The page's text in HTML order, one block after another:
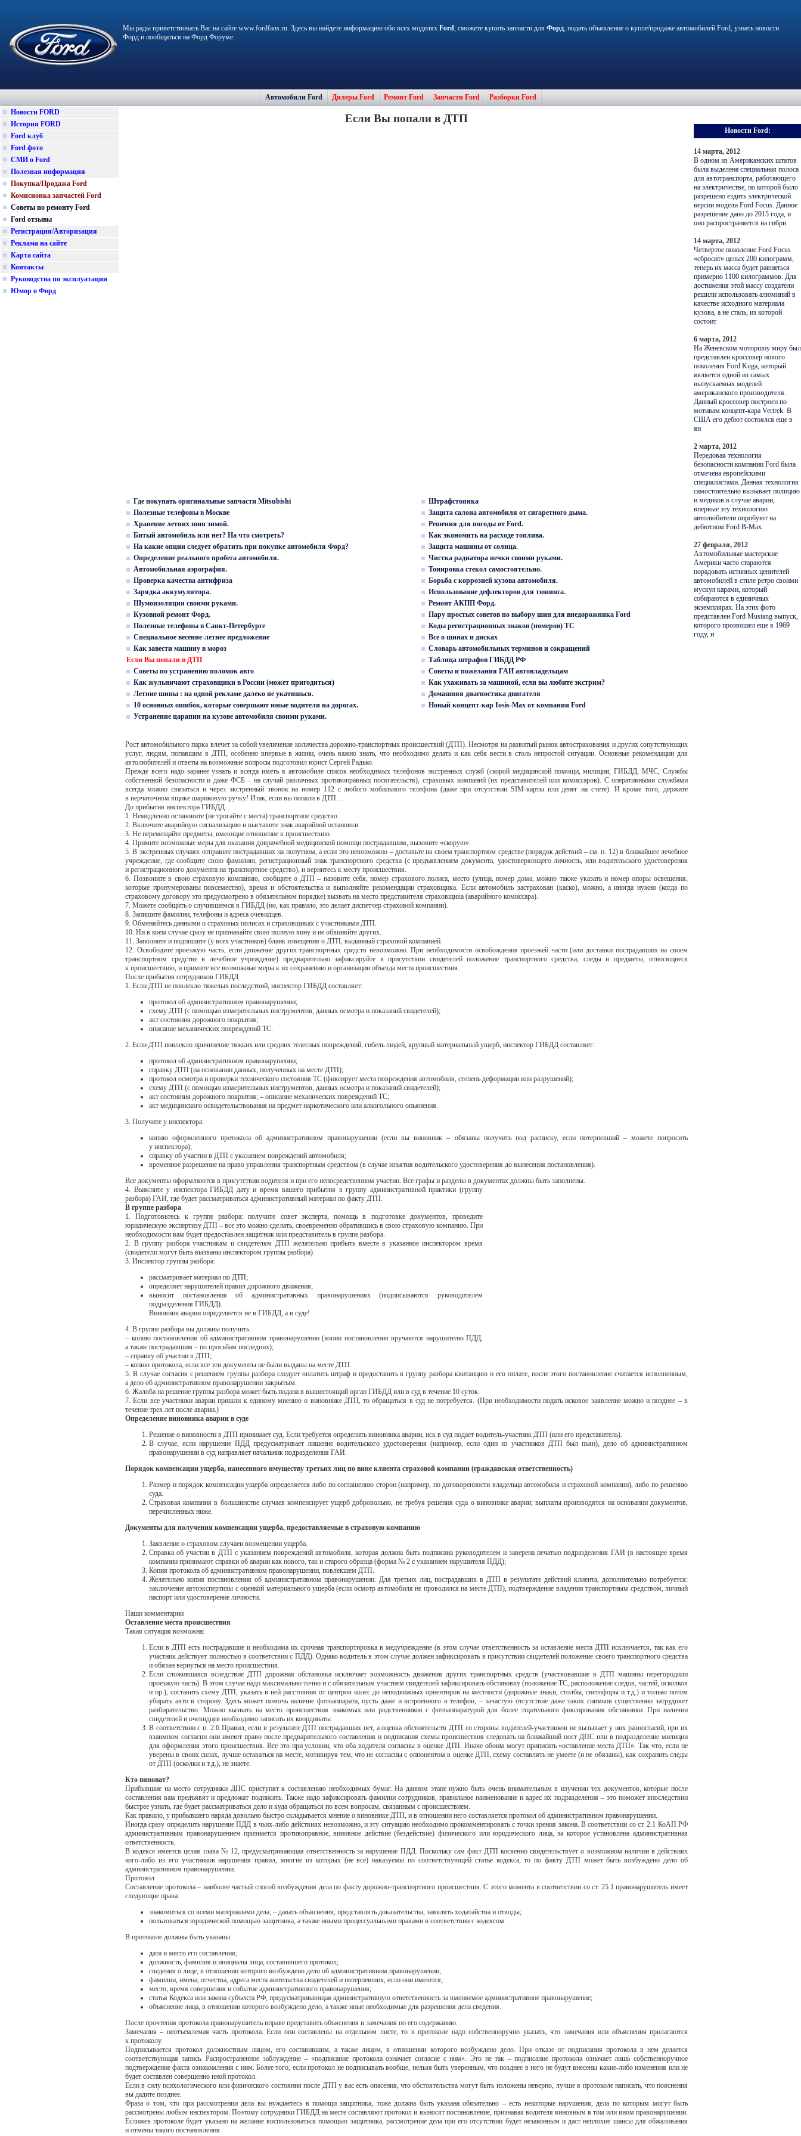
Мы рады приветствовать Вас на сайте www.fordfans.ru. Здесь вы найдете информацию обо всех моделях Ford, сможете купить запчасти для Форд, подать объявление о купле/продаже автомобилей Ford, узнать новости
Форд и пообщаться на Форд Форуме.
Автомобили Ford Дилеры Ford Ремонт Ford Запчасти Ford
Разборки Ford
Новости FORD
История FORD
Ford клуб
Ford фото
СМИ о Ford
Полезная информация
Покупка/Продажа Ford
Комисионка запчастей Ford
Советы по ремонту Ford
Ford отзывы
Регистрация/Авторизация
Реклама на сайте
Карта сайта
Контакты
Руководства по эксплуатации
Юмор о Форд
Если Вы попали в ДТП
Где покупать оригинальные запчасти Mitsubishi
Штрафстоянка
Полезные телефоны в Москве
Защита салона автомобиля от сигаретного дыма.
Хранение летних шин зимой.
Решения для погоды от Ford.
Битый автомобиль или нет? На что смотреть?
Как экономить на расходе топлива.
На какие опции следует обратить при покупке автомобиля Форд?
Защита машины от солнца.
Определение реального пробега автомобиля.
Чистка радиатора печки своими руками.
Автомобильная аэрография.
Тонировка стекол самостоятельно.
Проверка качества антифриза
Борьба с коррозией кузова автомобиля.
Зарядка аккумулятора.
Использование дефлекторов для тюнинга.
Шумоизоляция своими руками.
Ремонт АКПП Форд.
Кузовной ремонт Форд.
Пару простых советов по выбору шин для внедорожника Ford
Полезные телефоны в Санкт-Петербурге
Коды регистрационных знаков (номеров) ТС
Cпециальное весенне-летнее предложение
Все о шинах и дисках
Как завести машину в мороз
Словарь автомобильных терминов и сокращений
Если Вы попали в ДТП
Таблица штрафов ГИБДД РФ
Советы по устранению поломок авто
Советы и пожелания ГАИ автовладельцам
Как жульничают страховщики в России (может пригодиться)
Как ухаживать за машиной, если вы любите экстрим?
Летние шины : на одной рекламе далеко не укатишься.
Домашняя диагностика двигателя
10 основных ошибок, которые совершают юные водители на дорогах.
Новый концепт-кар Iosis-Max от компании Ford
Устранение царапин на кузове автомобиля своими руками.
Рост автомобильного парка влечет за собой увеличение количества дорожно-транспортных происшествий (ДТП). Несмотря на развитый рынок автострахования и других сопутствующих
услуг, людям, попавшим в ДТП, особенно впервые в жизни, очень важно знать, что необходимо делать и как себя вести в столь непростой ситуации. Основные рекомендации для
автолюбителей и ответы на возможные вопросы подготовил юрист Сергей Радько.
Прежде всего надо заранее узнать и всегда иметь в автомобиле список необходимых телефонов экстренных служб (скорой медицинской помощи, милиции, ГИБДД, МЧС, Службы
собственной безопасности и даже ФСБ – на случай различных противоправных посягательств), страховых компаний (их представителей или комиссаров). С оперативными службами
всегда можно связаться и через экстренный звонок на номер 112 с любого мобильного телефона (даже при отсутствии SIM-карты или денег на счете). И кроме того, держите
в перчаточном ящике шариковую ручку! Итак, если вы попали в ДТП…
До прибытия инспектора ГИБДД
1. Немедленно остановите (не трогайте с места) транспортное средство.
2. Включите аварийную сигнализацию и выставите знак аварийной остановки.
3. Не перемещайте предметы, имеющие отношение к происшествию.
4. Примите возможные меры для оказания доврачебной медицинской помощи пострадавшим, вызовите «скорую».
5. В экстренных случаях отправьте пострадавших на попутном, а если это невозможно – доставьте на своем транспортном средстве (порядок действий – см. п. 12) в ближайшее лечебное
учреждение, где сообщите свою фамилию, регистрационный знак транспортного средства (с предъявлением документа, удостоверяющего личность, или водительского удостоверения
и регистрационного документа на транспортное средство), и вернитесь к месту происшествия.
6. Позвоните в свою страховую компанию, сообщите о ДТП – назовите себя, номер страхового полиса, место (улица, номер дома, можно также указать и номер опоры освещения,
которые пронумерованы повсеместно), время и обстоятельства и выполняйте рекомендации страховщика. Если автомобиль застрахован (каско), можно, а иногда нужно (когда по
страховому договору это предусмотрено в обязательном порядке) вызвать на место представителя страховщика (аварийного комиссара).
7. Можете сообщить о случившемся в ГИБДД (но, как правило, это делает диспетчер страховой компании).
8. Запишите фамилии, телефоны и адреса очевидцев.
9. Обменяйтесь данными о страховых полисах и страховщиках с участниками ДТП.
10. Ни в коем случае сразу не признавайте свою полную вину и не обвиняйте других.
11. Заполните и подпишите (у всех участников) бланк извещения о ДТП, выданный страховой компанией.
12. Освободите проезжую часть, если движение других транспортных средств невозможно. При необходимости освобождения проезжей части (или доставки пострадавших на своем
транспортном средстве в лечебное учреждение) предварительно зафиксируйте в присутствии свидетелей положение транспортного средства, следы и предметы, относящиеся
к происшествию, и примите все возможные меры к их сохранению и организации объезда места происшествия.
После прибытия сотрудников ГИБДД
1. Если ДТП не повлекло тяжелых последствий, инспектор ГИБДД составляет:
протокол об административном правонарушении;
схему ДТП (с помощью измерительных инструментов, данных осмотра и показаний свидетелей);
акт состояния дорожного покрытия;
описание механических повреждений ТС.
2. Если ДТП повлекло причинение тяжких или средних телесных повреждений, гибель людей, крупный материальный ущерб, инспектор ГИБДД составляет:
протокол об административном правонарушении;
справку ДТП (на основании данных, полученных на месте ДТП);
протокол осмотра и проверки технического состояния ТС (фиксирует места повреждения автомобиля, степень деформации или разрушений);
схему ДТП (с помощью измерительных инструментов, данных осмотра и показаний свидетелей);
акт состояния дорожного покрытия; – описание механических повреждений ТС;
акт медицинского освидетельствования на предмет наркотического или алкогольного опьянения.
3. Получите у инспектора:
копию оформленного протокола об административном правонарушении (если вы виновник – обязаны получить под расписку, если потерпевший – можете попросить
у инспектора);
справку об участии в ДТП с указанием повреждений автомобиля;
временное разрешение на право управления транспортным средством (в случае изъятия водительского удостоверения до вынесения постановления).
Все документы оформляются в присутствии водителя и при его непосредственном участии. Все графы и разделы в документах должны быть заполнены.
4. Выясните у инспектора ГИБДД дату и время вашего прибытия в группу административной практики (группу
разбора) ГАИ, где будет рассматриваться административный материал по факту ДТП.
В группе разбора
1. Подготовьтесь к группе разбора: получите совет эксперта, помощь в подготовке документов, проведите
юридическую экспертизу ДТП – все это можно сделать, своевременно обратившись в свою страховую компанию. При
необходимости вам будет предоставлен защитник или представитель в группе разбора.
2. В группу разбора участникам и свидетелям ДТП желательно прибыть вместе в указанное инспектором время
(свидетели могут быть вызваны инспектором группы разбора).
3. Инспектор группы разбора:
рассматривает материал по ДТП;
определяет нарушителей правил дорожного движения;
выносит постановления об административных правонарушениях (подписываются руководителем
подразделения ГИБДД).
Виновник аварии определяется не в ГИБДД, а в суде!
4. В группе разбора вы должны получить:
– копию постановления об административном правонарушении (копии постановления вручаются нарушителю ПДД,
а также пострадавшим – по просьбам последних);
– справку об участии в ДТП;
– копию протокола, если все эти документы не были выданы на месте ДТП.
5. В случае согласия с решением группы разбора следует оплатить штраф и предоставить в группу разбора квитанцию о его оплате, после этого постановление считается исполненным,
а дело об административном правонарушении закрытым.
6. Жалоба на решение группы разбора может быть подана в вышестоящий орган ГИБДД или в суд в течение 10 суток.
7. Если все участники аварии пришли к единому мнению о виновнике ДТП, то обращаться в суд не потребуется. (При необходимости подать исковое заявление можно и позднее – в
течение трех лет после аварии.)
Определение виновника аварии в суде
Решение о виновности в ДТП принимает суд. Если требуется определить виновника аварии, иск в суд подает водитель-участник ДТП (или его представитель).
В случае, если нарушение ПДД предусматривает лишение водительского удостоверения (например, если один из участников ДТП был пьян), дело об административном
правонарушении в суд направляет начальник подразделения ГАИ.
Порядок компенсации ущерба, нанесенного имуществу третьих лиц по вине клиента страховой компании (гражданская ответственность)
Размер и порядок компенсации ущерба определяется либо по соглашению сторон (например, по договоренности владельца автомобиля и страховой компании), либо по решению
суда.
Страховая компания в большинстве случаев компенсирует ущерб добровольно, не требуя решения суда о виновнике аварии; выплаты производятся на основании документов,
перечисленных ниже.
Документы для получения компенсации ущерба, предоставляемые в страховую компанию
Заявление о страховом случаеи возмещении ущерба.
Справка об участии в ДТП с указанием повреждений автомобиля, которая должна быть подписана руководителем и заверена печатью подразделения ГАИ (в настоящее время
компании принимают справки об аварии как нового, так и старого образца (форма № 2 с указанием нарушителя ПДД);
Копия протокола об административном правонарушении, повлекшем ДТП.
Желательно копия постановления об административном правонарушении. Для третьих лиц, пострадавших в ДТП в результате действий клиента, дополнительно потребуется:
заключение автоэкспертизы с оценкой материального ущерба (если осмотр автомобиля не проводился на месте ДТП), подтверждение владения транспортным средством, личный
паспорт или удостоверение личности.
Наши комментарии
Оставление места происшествия
Такая ситуация возможна:
Если в ДТП есть пострадавшие и необходима их срочная транспортировка в медучреждение (в этом случае ответственность за оставление места ДТП исключается, так как его
участник действует полностью в соответствии с ПДД). Однако водитель в этом случае должен зафиксировать в присутствии свидетелей положение своего транспортного средства
и обязан вернуться на место происшествия.
Если сложившаяся вследствие ДТП дорожная обстановка исключает возможность движения других транспортных средств (участвовавшие в ДТП машины перегородили
проезжую часть). В этом случае надо максимально точно и с обязательным участием свидетелей зафиксировать обстановку (положение ТС, расположение следов, частей, осколков
и пр.), составить схему ДТП, указать в ней расстояния от центров колес до неподвижных ориентиров на местности (дорожные знаки, столбы, светофоры и т.д.) и только потом
убирать авто в сторону. Здесь может помочь наличие фотоаппарата, пусть даже и встроенного в телефон, – зачастую отсутствие даже таких снимков существенно затрудняет
разбирательство. Можно вызвать на место происшествия знакомых или родственников с фотоаппаратурой для более тщательного фиксирования обстановки. При наличии
свидетелей и очевидцев необходимо записать их координаты.
В соответствии с п. 2.6 Правил, если в результате ДТП пострадавших нет, а оценка обстоятельств ДТП со стороны водителей-участников не вызывает у них разногласий, при их
взаимном согласии они имеют право после предварительного составления и подписания схемы происшествия следовать на ближайший пост ДПС или в подразделение милиции
для оформления этого происшествия. Все это при условии, что оба водителя согласны в оценке ДТП. Иначе обоим могут приписать «оставление места ДТП». Так что, если не
уверены в своих силах, лучше оставаться на месте, мотивируя тем, что не согласны с оппонентом в оценке ДТП, схему составлять не умеете (и не обязаны), как сохранить следы
от ДТП (осколки и т.д.), не знаете.
Кто виноват?
Прибывшие на место сотрудники ДПС приступят к составлению необходимых бумаг. На данном этапе нужно быть очень внимательным в изучении тех документов, которые после
составления вам предъявят и предложат подписать. Также надо зафиксировать фамилии сотрудников, правильное наименование и адрес их подразделения – это поможет впоследствии
быстрее узнать, где будет рассматриваться дело и куда обращаться по всем вопросам, связанным с происшествием.
Как правило, у прибывшего наряда довольно быстро складывается мнение о виновнике ДТП, и в отношении него составляется протокол об административном правонарушении.
Иногда сразу определить нарушение ПДД в чьих-либо действиях невозможно, и эту ситуацию необходимо прокомментировать с точки зрения закона. В соответствии со ст. 2.1 КоАП РФ
административным правонарушением признается противоправное, виновное действие (бездействие) физического или юридического лица, за которое установлена административная
ответственность.
В кодексе имеется целая глава № 12, предусматривающая ответственность за нарушение ПДД. Поскольку сам факт ДТП косвенно свидетельствует о возможном наличии в действиях
кого-либо из его участников нарушения правил, многие из которых (не все) наказуемы по соответствующей статье кодекса, то по факту ДТП может быть возбуждено дело об
административном правонарушении.
Протокол
Составление протокола – наиболее частый способ возбуждения дела по факту дорожно-транспортного происшествия. С этого момента в соответствии со ст. 25.1 правонарушитель имеет
следующие права:
знакомиться со всеми материалами дела; – давать объяснения, представлять доказательства, заявлять ходатайства и отводы;
пользоваться юридической помощью защитника, а также иными процессуальными правами в соответствии с кодексом.
В протоколе должны быть указаны:
дата и место его составления;
должность, фамилия и инициалы лица, составившего протокол;
сведения о лице, в отношении которого возбуждено дело об административном правонарушении;
фамилии, имена, отчества, адреса места жительства свидетелей и потерпевших, если они имеются;
место, время совершения и событие административного правонарушения;
статья Кодекса или закона субъекта РФ, предусматривающая административную ответственность за вменяемое административное правонарушение;
объяснение лица, в отношении которого возбуждено дело, а также иные необходимые для разрешения дела сведения.
После прочтения протокола правонарушитель вправе представить объяснения и замечания по его содержанию.
Замечания – неотъемлемая часть протокола. Если они составлены на отдельном листе, то в протоколе надо собственноручно указать, что замечания или объяснения прилагаются
к протоколу.
Подписывается протокол должностным лицом, его составившим, а также лицом, в отношении которого возбуждено дело. При отказе от подписания протокола в нем делается
соответствующая запись. Распространенное заблуждение – «подписание протокола означает согласие с ним». Это не так – подписание протокола означает лишь собственноручное
подтверждение факта ознакомления с ним. Более того, если протокол не подписывать вообще, нельзя быть уверенным, что позднее в него не будут внесены какие-либо изменения или не
будет составлен совершенно иной протокол.
Если в силу психологического или физического состояния после ДТП у вас есть опасения, что обстоятельства могут быть изложены неверно, лучше в протоколе написать, что пояснения
вы дадите позднее.
Фраза о том, что при рассмотрении дела вы нуждаетесь в помощи защитника, тоже должна быть указана обязательно – есть некоторые нарушения, дела по которым могут быть
рассмотрены любым инспектором. Поэтому сотрудники ГИБДД на месте составляют протокол и выносят постановление, признавая водителя виновным в том или ином правонарушении.
Еслижев протоколе будет указано на желание воспользоваться помощью защитника, рассмотрение дела при его отсутствии будет незаконным и даст неплохие шансы для обжалования
и отмены такого постановления.
Новости Ford:
14 марта, 2012
В одном из Американских штатов
была выделена специальная полоса
для автотранспорта, работающего
на электричестве, по которой было
разрешено ездить электрической
версии модели Ford Focus. Данное
разрешение дано до 2015 года, и
оно распространяется на гибри
14 марта, 2012
Четвертое поколение Ford Focus
«сбросит» целых 200 килограмм,
теперь их масса будет равняться
примерно 1100 килограммов. Для
достижения этой массу создатели
решили использовать алюминий в
качестве исходного материала
кузова, а не сталь, из которой
состоит
6 марта, 2012
На Женевском моторшоу миру был
представлен кроссовер нового
поколения Ford Kuga, который
является одной из самых
выпускаемых моделей
американского производителя.
Данный кроссовер построен по
мотивам концепт-кара Vertrek. В
США его дебют состоялся еще в
ян
2 марта, 2012
Передовая технология
безопасности компании Ford была
отмечена европейскими
специалистами. Данная технология
самостоятельно вызывает полицию
и медиков в случае аварии,
впервые эту технологию
автолюбители опробуют на
дебютном Ford B-Max.
27 февраля, 2012
Автомобильные мастерские
Америки часто стараются
порадовать истинных ценителей
автомобилей в стиле ретро своими
мускул карами, который
собираются в единичных
экземплярах. На этих фото
представлен Ford Mustang выпуск,
которого произошел еще в 1969
году, и